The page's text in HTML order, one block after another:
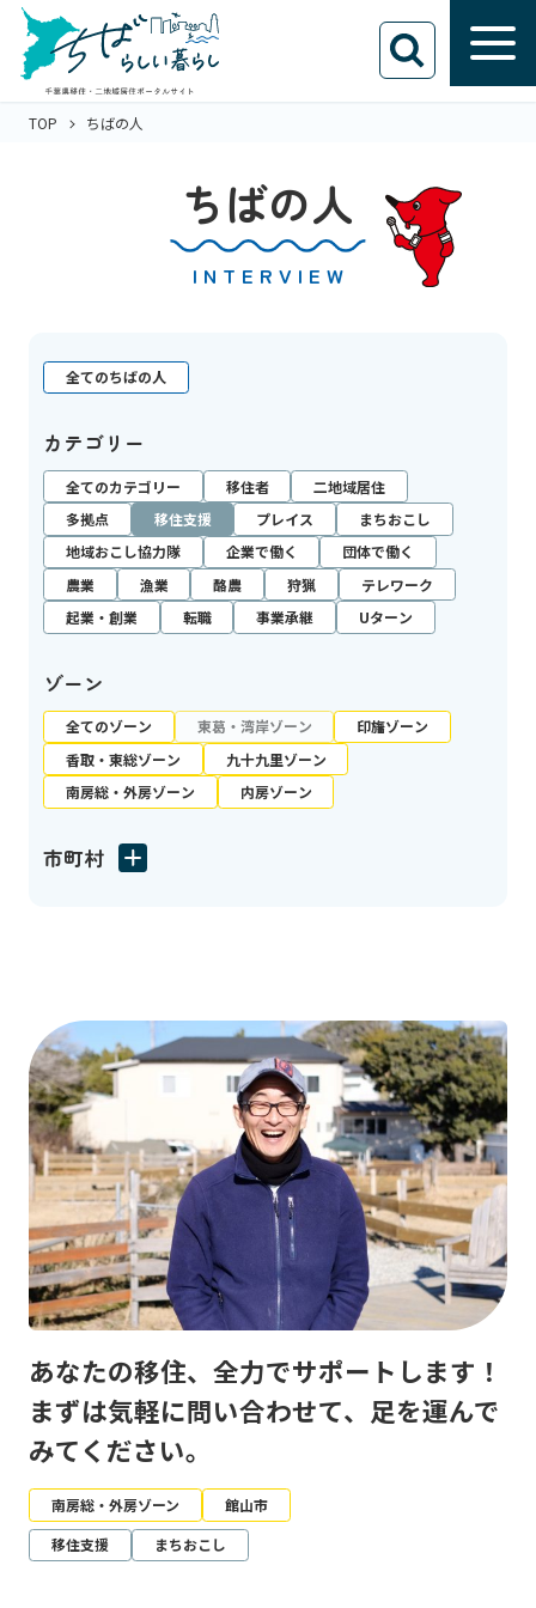
TOP ちばの人
ちばの人
INTERVIEW
全てのちばの人
カテゴリー
全てのカテゴリー 移住者
二地域居住
多拠点
移住支援 プレイス
まちおこし
地域おこし協力隊
企業で働く
団体で働く
農業
漁業 酪農 狩猟
テレワーク
起業・創業
転職 事業承継 Uターン
ゾーン
全てのゾーン 東葛・湾岸ゾーン
印旛ゾーン
香取・東総ゾーン
九十九里ゾーン
南房総・外房ゾーン
内房ゾーン
市町村
あなたの移住、全力でサポートします！
まずは気軽に問い合わせて、足を運んで
みてください。
南房総・外房ゾーン
館山市
移住支援
まちおこし